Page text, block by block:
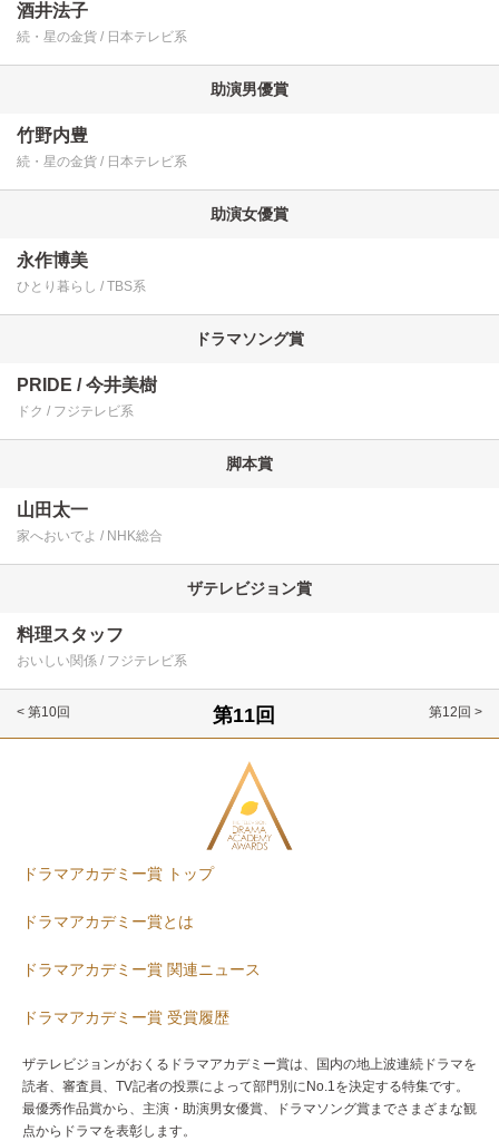
酒井法子
続・星の金貨 日本テレビ系
助演男優賞
竹野内豊
続・星の金貨 日本テレビ系
助演女優賞
永作博美
ひとり暮らし TBS系
ドラマソング賞
PRIDE 今井美樹
ドク フジテレビ系
脚本賞
山田太一
家へおいでよ NHK総合
ザテレビジョン賞
料理スタッフ
おいしい関係 フジテレビ系
< 第10回 第12回 >
ドラマアカデミー賞 トップ
ドラマアカデミー賞とは
ドラマアカデミー賞 関連ニュース
ドラマアカデミー賞 受賞履歴
ザテレビジョンがおくるドラマアカデミー賞は、国内の地上波連続ドラマを
読者、審査員、TV記者の投票によって部門別にNo.1を決定する特集です。
最優秀作品賞から、主演・助演男女優賞、ドラマソング賞までさまざまな観
点からドラマを表彰します。